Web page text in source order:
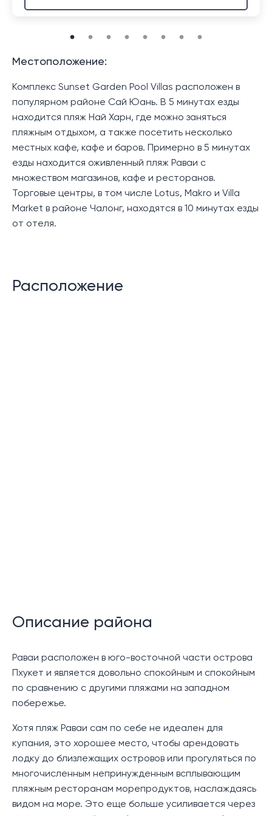
Местоположение:
Комплекс Sunset Garden Pool Villas расположен в
популярном районе Сай Юань. В 5 минутах езды
находится пляж Най Харн, где можно заняться
пляжным отдыхом, а также посетить несколько
местных кафе, кафе и баров. Примерно в 5 минутах
езды находится оживленный пляж Раваи с
множеством магазинов, кафе и ресторанов.
Торговые центры, в том числе Lotus, Makro и Villa
Market в районе Чалонг, находятся в 10 минутах езды
от отеля.
Расположение
Описание района
Раваи расположен в юго-восточной части острова
Пхукет и является довольно спокойным и спокойным
по сравнению с другими пляжами на западном
побережье.
Хотя пляж Раваи сам по себе не идеален для
купания, это хорошее место, чтобы арендовать
лодку до близлежащих островов или прогуляться по
многочисленным непринужденным всплывающим
пляжным ресторанам морепродуктов, наслаждаясь
видом на море. Это еще больше усиливается через